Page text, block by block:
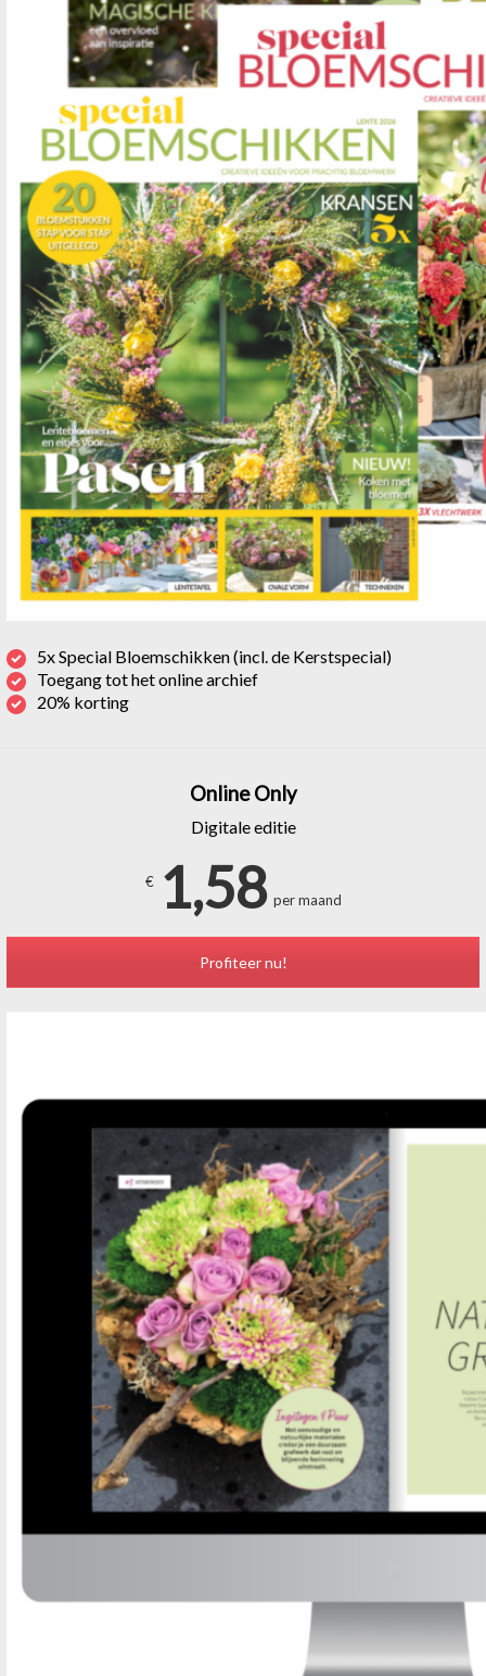
5x Special Bloemschikken (incl. de Kerstspecial)
Toegang tot het online archief
20% korting
Online Only
Digitale editie
€ 1,58 per maand
Profiteer nu!